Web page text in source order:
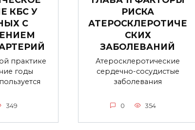
КБС У
С
практике
годы
349
РИСКА
АТЕРОСКЛЕРОТИЧЕ
СКИХ
ЗАБОЛЕВАНИЙ
Атеросклеротические
сердечно-сосудистые
заболевания
0 354